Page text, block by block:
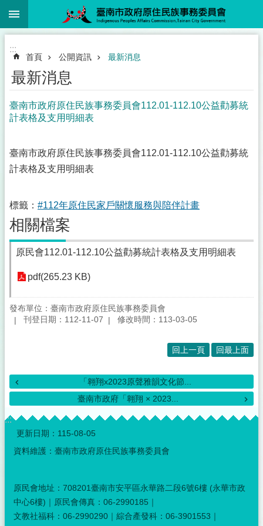
跳到主要內容區塊
:::
首頁 公開資訊 最新消息
最新消息
臺南市政府原住民族事務委員會112.01-112.10公益勸募統
計表格及支用明細表
臺南市政府原住民族事務委員會112.01-112.10公益勸募統
計表格及支用明細表
標籤： #112年原住民家戶關懷服務與陪伴計畫
相關檔案
原民會112.01-112.10公益勸募統計表格及支用明細表
pdf(265.23 KB)
發布單位：臺南市政府原住民族事務委員會
刊登日期：112-11-07
修改時間：113-03-05
回上一頁 回最上面
「翱翔x2023原聲雅韻文化節...
臺南市政府「翱翔 × 2023...
:::
更新日期： 115-08-05
資料維護：臺南市政府原住民族事務委員會
原民會地址：708201臺南市安平區永華路二段6號6樓 (永華市政
中心6樓)｜原民會傳真：06-2990185｜
文教社福科：06-2990290｜綜合產發科：06-3901553｜